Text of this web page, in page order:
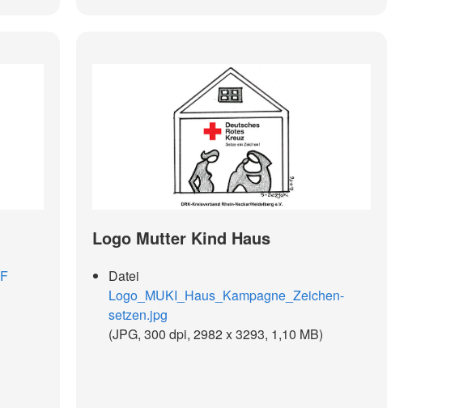
Logo Mutter Kind Haus
Datei
Logo_MUKI_Haus_Kampagne_Zeichen-
setzen.jpg
(JPG, 300 dpi, 2982 x 3293, 1,10 MB)